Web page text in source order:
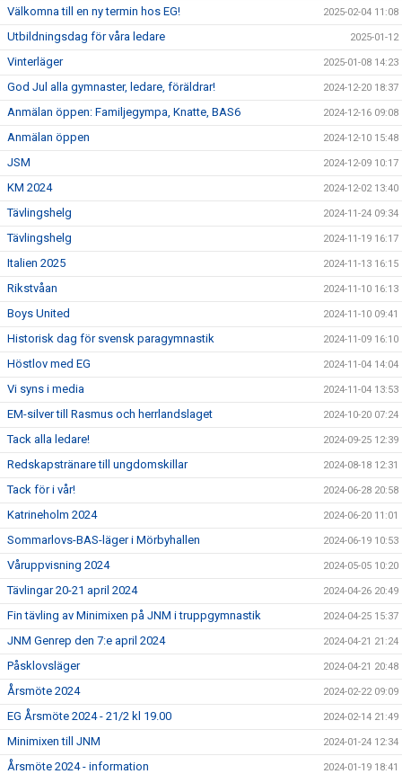
Välkomna till en ny termin hos EG! 2025-02-04 11:08
Utbildningsdag för våra ledare 2025-01-12
Vinterläger 2025-01-08 14:23
God Jul alla gymnaster, ledare, föräldrar! 2024-12-20 18:37
Anmälan öppen: Familjegympa, Knatte, BAS6 2024-12-16 09:08
Anmälan öppen 2024-12-10 15:48
JSM 2024-12-09 10:17
KM 2024 2024-12-02 13:40
Tävlingshelg 2024-11-24 09:34
Tävlingshelg 2024-11-19 16:17
Italien 2025 2024-11-13 16:15
Rikstvåan 2024-11-10 16:13
Boys United 2024-11-10 09:41
Historisk dag för svensk paragymnastik 2024-11-09 16:10
Höstlov med EG 2024-11-04 14:04
Vi syns i media 2024-11-04 13:53
EM-silver till Rasmus och herrlandslaget 2024-10-20 07:24
Tack alla ledare! 2024-09-25 12:39
Redskapstränare till ungdomskillar 2024-08-18 12:31
Tack för i vår! 2024-06-28 20:58
Katrineholm 2024 2024-06-20 11:01
Sommarlovs-BAS-läger i Mörbyhallen 2024-06-19 10:53
Våruppvisning 2024 2024-05-05 10:20
Tävlingar 20-21 april 2024 2024-04-26 20:49
Fin tävling av Minimixen på JNM i truppgymnastik 2024-04-25 15:37
JNM Genrep den 7:e april 2024 2024-04-21 21:24
Påsklovsläger 2024-04-21 20:48
Årsmöte 2024 2024-02-22 09:09
EG Årsmöte 2024 - 21/2 kl 19.00 2024-02-14 21:49
Minimixen till JNM 2024-01-24 12:34
Årsmöte 2024 - information 2024-01-19 18:41